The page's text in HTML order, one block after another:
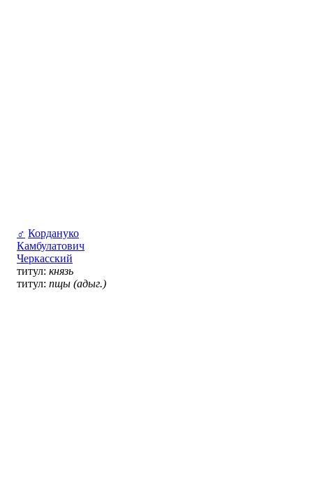
♂ Кордануко
Камбулатович
Черкасский
титул: князь
титул: пщы (адыг.)